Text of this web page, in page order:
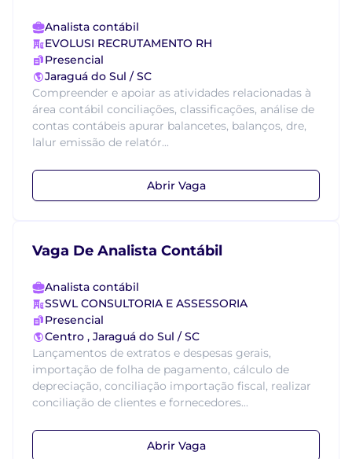
Analista contábil
EVOLUSI RECRUTAMENTO RH
Presencial
Jaraguá do Sul / SC
Compreender e apoiar as atividades relacionadas à
área contábil conciliações, classificações, análise de
contas contábeis apurar balancetes, balanços, dre,
lalur emissão de relatór...
Abrir Vaga
Vaga De Analista Contábil
Analista contábil
SSWL CONSULTORIA E ASSESSORIA
Presencial
Centro , Jaraguá do Sul / SC
Lançamentos de extratos e despesas gerais,
importação de folha de pagamento, cálculo de
depreciação, conciliação importação fiscal, realizar
conciliação de clientes e fornecedores...
Abrir Vaga